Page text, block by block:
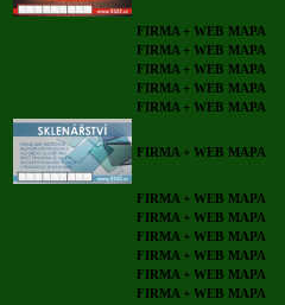
FIRMA + WEB MAPA
FIRMA + WEB MAPA
FIRMA + WEB MAPA
FIRMA + WEB MAPA
FIRMA + WEB MAPA
FIRMA + WEB MAPA
FIRMA + WEB MAPA
FIRMA + WEB MAPA
FIRMA + WEB MAPA
FIRMA + WEB MAPA
FIRMA + WEB MAPA
FIRMA + WEB MAPA